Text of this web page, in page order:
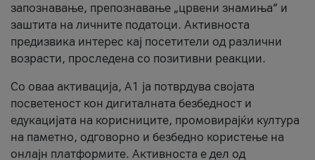
запознавање, препознавање „црвени знамиња“ и
заштита на личните податоци. Активноста
предизвика интерес кај посетители од различни
возрасти, проследена со позитивни реакции.
Со оваа активација, А1 ја потврдува својата
посветеност кон дигиталната безбедност и
едукацијата на корисниците, промовирајќи култура
на паметно, одговорно и безбедно користење на
онлајн платформите. Активноста е дел од